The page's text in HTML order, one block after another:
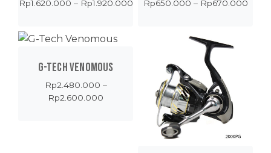
Rp1.620.000 – Rp1.920.000Price
Rp650.000 – Rp670.000Price
G-TECH VENOMOUS
Rp2.480.000 –
Rp2.600.000
Rp2.480.000